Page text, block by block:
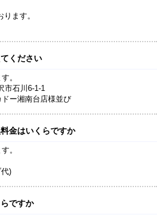
ます。
ください
。
石川6-1-1
ー湘南台店様並び
金はいくらですか
。
)
ですか